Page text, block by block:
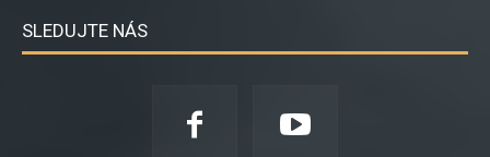
SLEDUJTE NÁS